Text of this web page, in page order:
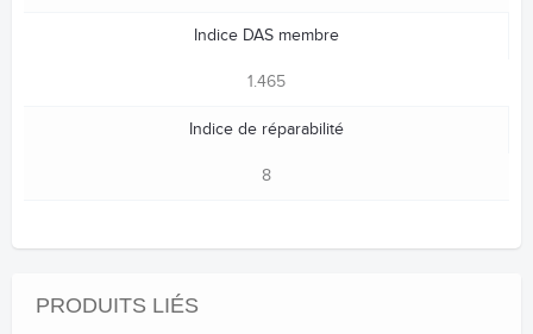
Indice DAS membre
1.465
Indice de réparabilité
8
PRODUITS LIÉS